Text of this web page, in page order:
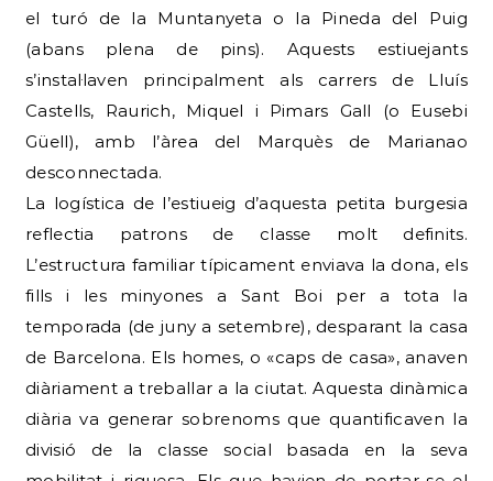
el turó de la Muntanyeta o la Pineda del Puig
(abans plena de pins). Aquests estiuejants
s’instal·laven principalment als carrers de Lluís
Castells, Raurich, Miquel i Pimars Gall (o Eusebi
Güell), amb l’àrea del Marquès de Marianao
desconnectada.
La logística de l’estiueig d’aquesta petita burgesia
reflectia patrons de classe molt definits.
L’estructura familiar típicament enviava la dona, els
fills i les minyones a Sant Boi per a tota la
temporada (de juny a setembre), desparant la casa
de Barcelona. Els homes, o «caps de casa», anaven
diàriament a treballar a la ciutat. Aquesta dinàmica
diària va generar sobrenoms que quantificaven la
divisió de la classe social basada en la seva